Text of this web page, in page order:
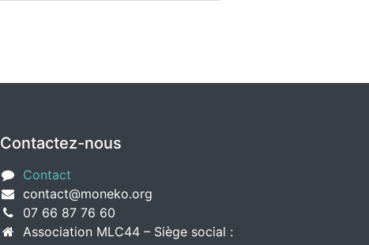
Contactez-nous
Contact
contact@moneko.org
07 66 87 76 60
Association MLC44 – Siège social :